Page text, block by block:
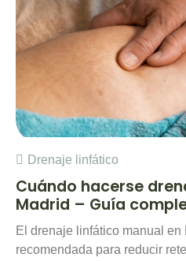
Drenaje linfático
Cuándo hacerse
Madrid – Guía
El drenaje linfático manual en
recomendada para reducir